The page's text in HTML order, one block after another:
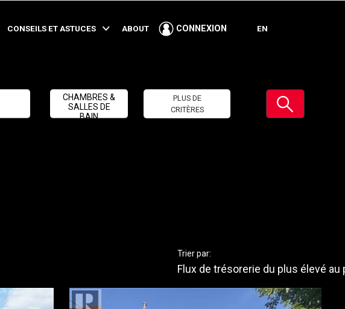
CONSEILS ET ASTUCES ABOUT CONNEXION EN
CHAMBRES &
SALLES DE
BAIN
PLUS DE
CRITÈRES
Soumettre
Trier par:
Flux de trésorerie du plus élevé au